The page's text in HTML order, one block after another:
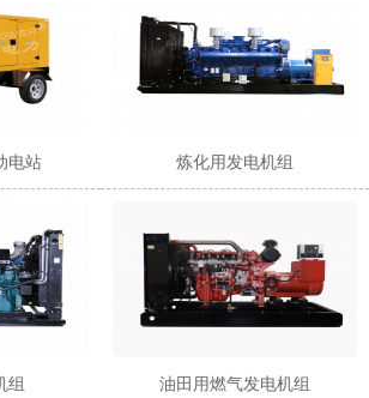
电站 炼化用发电机组
组 油田用燃气发电机组